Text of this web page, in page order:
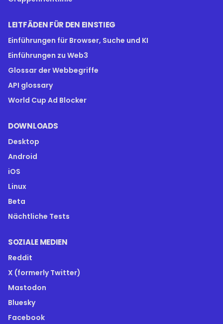
LEITFÄDEN FÜR DEN EINSTIEG
Einführungen für Browser, Suche und KI
Einführungen zu Web3
Glossar der Webbegriffe
API glossary
World Cup Ad Blocker
DOWNLOADS
Desktop
Android
iOS
Linux
Beta
Nächtliche Tests
SOZIALE MEDIEN
Reddit
X (formerly Twitter)
Mastodon
Bluesky
Facebook